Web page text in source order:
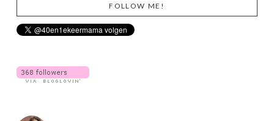
FOLLOW ME!